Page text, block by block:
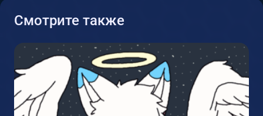
Смотрите также